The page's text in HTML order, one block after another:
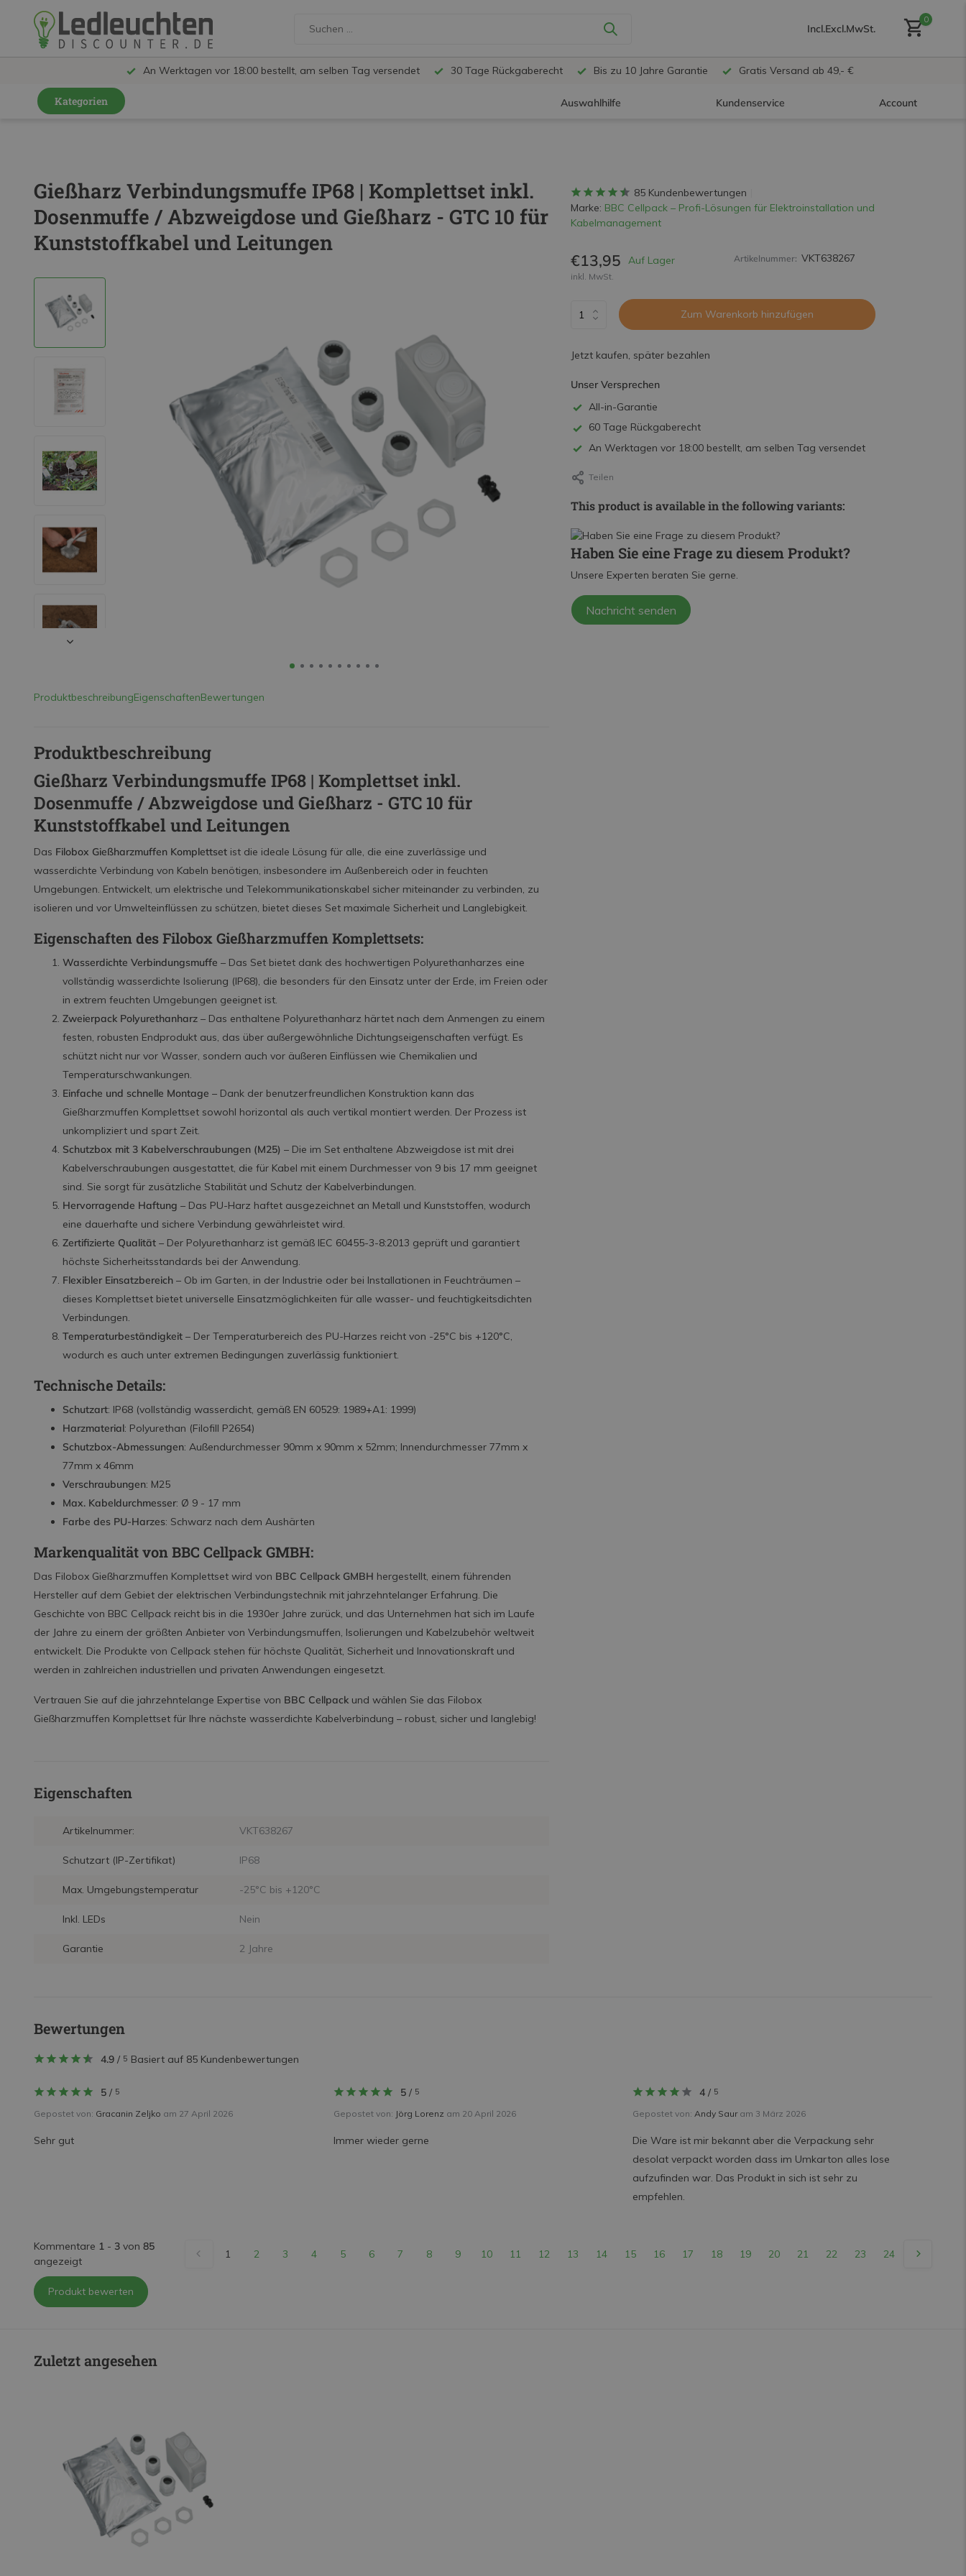
Incl.Excl.MwSt.
0
An Werktagen vor 18:00 bestellt, am selben Tag versendet 30 Tage Rückgaberecht Bis zu 10 Jahre Garantie Gratis Versand ab 49,- €
Kategorien Auswahlhilfe Kundenservice Account
LED Schienensystem Lampen
Innenleuchten
Feuchtraumleuchten IP65
Außenleuchten
LED Panels
LED Leuchtbänder
Dekorative Beleuchtung
Installationsmaterialien
SALE
Gießharz Verbindungsmuffe IP68 | Komplettset inkl.
Dosenmuffe / Abzweigdose und Gießharz - GTC 10 für
Kunststoffkabel und Leitungen
ProduktbeschreibungEigenschaftenBewertungen
Produktbeschreibung
Gießharz Verbindungsmuffe IP68 | Komplettset inkl.
Dosenmuffe / Abzweigdose und Gießharz - GTC 10 für
Kunststoffkabel und Leitungen
Das Filobox Gießharzmuffen Komplettset ist die ideale Lösung für alle, die eine zuverlässige und
wasserdichte Verbindung von Kabeln benötigen, insbesondere im Außenbereich oder in feuchten
Umgebungen. Entwickelt, um elektrische und Telekommunikationskabel sicher miteinander zu verbinden, zu
isolieren und vor Umwelteinflüssen zu schützen, bietet dieses Set maximale Sicherheit und Langlebigkeit.
Eigenschaften des Filobox Gießharzmuffen Komplettsets:
Wasserdichte Verbindungsmuffe – Das Set bietet dank des hochwertigen Polyurethanharzes eine
vollständig wasserdichte Isolierung (IP68), die besonders für den Einsatz unter der Erde, im Freien oder
in extrem feuchten Umgebungen geeignet ist.
Zweierpack Polyurethanharz – Das enthaltene Polyurethanharz härtet nach dem Anmengen zu einem
festen, robusten Endprodukt aus, das über außergewöhnliche Dichtungseigenschaften verfügt. Es
schützt nicht nur vor Wasser, sondern auch vor äußeren Einflüssen wie Chemikalien und
Temperaturschwankungen.
Einfache und schnelle Montage – Dank der benutzerfreundlichen Konstruktion kann das
Gießharzmuffen Komplettset sowohl horizontal als auch vertikal montiert werden. Der Prozess ist
unkompliziert und spart Zeit.
Schutzbox mit 3 Kabelverschraubungen (M25) – Die im Set enthaltene Abzweigdose ist mit drei
Kabelverschraubungen ausgestattet, die für Kabel mit einem Durchmesser von 9 bis 17 mm geeignet
sind. Sie sorgt für zusätzliche Stabilität und Schutz der Kabelverbindungen.
Hervorragende Haftung – Das PU-Harz haftet ausgezeichnet an Metall und Kunststoffen, wodurch
eine dauerhafte und sichere Verbindung gewährleistet wird.
Zertifizierte Qualität – Der Polyurethanharz ist gemäß IEC 60455-3-8:2013 geprüft und garantiert
höchste Sicherheitsstandards bei der Anwendung.
Flexibler Einsatzbereich – Ob im Garten, in der Industrie oder bei Installationen in Feuchträumen –
dieses Komplettset bietet universelle Einsatzmöglichkeiten für alle wasser- und feuchtigkeitsdichten
Verbindungen.
Temperaturbeständigkeit – Der Temperaturbereich des PU-Harzes reicht von -25°C bis +120°C,
wodurch es auch unter extremen Bedingungen zuverlässig funktioniert.
Technische Details:
Schutzart: IP68 (vollständig wasserdicht, gemäß EN 60529: 1989+A1: 1999)
Harzmaterial: Polyurethan (Filofill P2654)
Schutzbox-Abmessungen: Außendurchmesser 90mm x 90mm x 52mm; Innendurchmesser 77mm x
77mm x 46mm
Verschraubungen: M25
Max. Kabeldurchmesser: Ø 9 - 17 mm
Farbe des PU-Harzes: Schwarz nach dem Aushärten
Markenqualität von BBC Cellpack GMBH:
Das Filobox Gießharzmuffen Komplettset wird von BBC Cellpack GMBH hergestellt, einem führenden
Hersteller auf dem Gebiet der elektrischen Verbindungstechnik mit jahrzehntelanger Erfahrung. Die
Geschichte von BBC Cellpack reicht bis in die 1930er Jahre zurück, und das Unternehmen hat sich im Laufe
der Jahre zu einem der größten Anbieter von Verbindungsmuffen, Isolierungen und Kabelzubehör weltweit
entwickelt. Die Produkte von Cellpack stehen für höchste Qualität, Sicherheit und Innovationskraft und
werden in zahlreichen industriellen und privaten Anwendungen eingesetzt.
Vertrauen Sie auf die jahrzehntelange Expertise von BBC Cellpack und wählen Sie das Filobox
Gießharzmuffen Komplettset für Ihre nächste wasserdichte Kabelverbindung – robust, sicher und langlebig!
Eigenschaften
Artikelnummer: VKT638267
Schutzart (IP-Zertifikat) IP68
Max. Umgebungstemperatur -25°C bis +120°C
Inkl. LEDs Nein
Garantie 2 Jahre
85 Kundenbewertungen
Marke: BBC Cellpack – Profi-Lösungen für Elektroinstallation und
Kabelmanagement
€13,95 Auf Lager
inkl. MwSt.
Artikelnummer: VKT638267
Zum Warenkorb hinzufügen
Jetzt kaufen, später bezahlen
Unser Versprechen
All-in-Garantie
60 Tage Rückgaberecht
An Werktagen vor 18:00 bestellt, am selben Tag versendet
Teilen
This product is available in the following variants:
Haben Sie eine Frage zu diesem Produkt?
Unsere Experten beraten Sie gerne.
Nachricht senden
Bewertungen
4.9 / 5 Basiert auf 85 Kundenbewertungen
5 / 5
Gepostet von: Gracanin Zeljko am 27 April 2026
Sehr gut
5/ 5
Gepostet von: Jörg Lorenz am 20 April 2026
Immer wieder gerne
4 / 5
Gepostet von:Andy Sauram 3 März 2026
Die Ware ist mir bekannt aber die Verpackung sehr
desolat verpackt worden dass im Umkarton alles lose
aufzufinden war. Das Produkt in sich ist sehr zu
empfehlen.
Kommentare 1 - 3 von 85
angezeigt
1 2 3 4 5 6 7 8 9 10 11 12 13 14 15 16 17 18 19 20 21 22 23 24 25
Produkt bewerten
Zuletzt angesehen